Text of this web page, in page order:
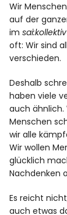
Wir
auf der
imsai:kollektiv
oft: Wir sind
verschieden.
Deshalb
haben viele
auch ähnlich.
Menschen
wir alle
Wir wollen
glücklich
Nachdenken
Es reicht
auch etwas